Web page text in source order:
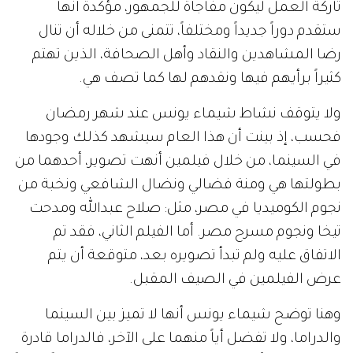
تاركة العمل ليكون مفاجأة للجمهور، مؤكدة أنها
ستقدم دوراً جديداً ومختلفاً، تتمنى من خلاله أن تنال
رضا المشاهدين والنقاد وأهل الصحافة، الذين تهتم
كثيراً برأيهم فيها ونقدهم لها كما تصف هي.
ولا يتوقف نشاط شيماء يونس عند شهر رمضان
فحسب، إذ بينت أن هذا العام سيشهد كذلك وجودها
في السينما، من خلال فيلمين أنهت تصوير، أحدهما من
بطولتها هي ومنة فضالي ونضال الشافعي ونخبة من
نجوم الكوميديا في مصر، مثل: صلاح عبدالله ومدحت
تيخا ونجوم مسرح مصر. أما الفيلم الثاني، فقد تم
الاتفاق عليه ولم تبدأ تصويره بعد، متوقعة أن يتم
عرض الفيلمين في الصيف المقبل.
وهنا توضح شيماء يونس أنها لا تميز بين السينما
والدراما، ولا تفضل أياً منهما على الآخر، فالدراما قادرة